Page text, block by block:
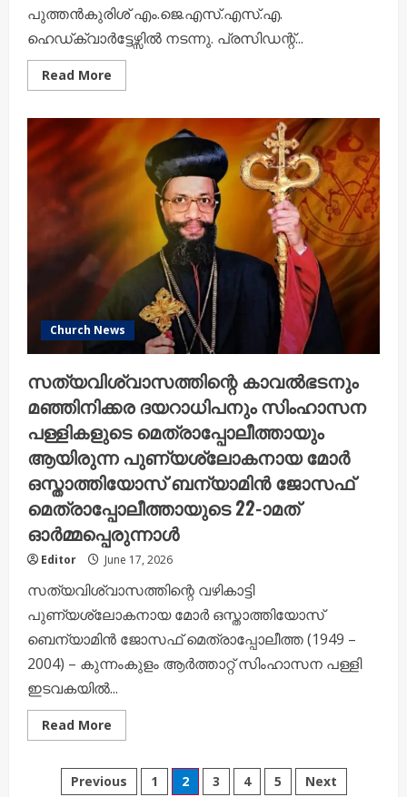
പുത്തൻകുരിശ് എം.ജെ.എസ്.എസ്.എ.
ഹെഡ്ക്വാർട്ടേഴ്സിൽ നടന്നു. പ്രസിഡന്റ്...
Read More
more
അധ്യാപകർ
തലമുറകളെ
നയിക്കുന്നവർ:
ശ്രേഷ്‌ഠ
ബാവ;
എം.ജെ.എസ്.എസ്.എ.യ്ക്ക്
ഭാരവാഹികൾ
Church News
സത്യവിശ്വാസത്തിന്റെ കാവൽഭടനും
മഞ്ഞിനിക്കര ദയറാധിപനും സിംഹാസന
പള്ളികളുടെ മെത്രാപ്പോലീത്തായും
ആയിരുന്ന പുണ്യശ്ലോകനായ മോർ
ഒസ്താത്തിയോസ് ബന്യാമിൻ ജോസഫ്
മെത്രാപ്പോലീത്തായുടെ 22-ാമത്
ഓർമ്മപ്പെരുന്നാൾ
Editor June 17, 2026
സത്യവിശ്വാസത്തിന്റെ വഴികാട്ടി
പുണ്യശ്ലോകനായ മോർ ഒസ്താത്തിയോസ്
ബെന്യാമിൻ ജോസഫ് മെത്രാപ്പോലീത്ത (1949 –
2004) – കുന്നംകുളം ആർത്താറ്റ് സിംഹാസന പള്ളി
ഇടവകയിൽ...
Read More
more
കാവൽഭടനും
മഞ്ഞിനിക്കര
Posts
Previous 1 2 3 4 5 Next